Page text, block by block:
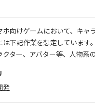
ホ向けゲームにおいて、キャ
は下記作業を想定しています
クター、アバター等、人物系
発